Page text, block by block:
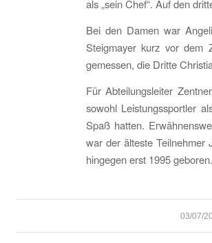
als „sein Chef“. Auf den
Bei den Damen war
Steigmayer kurz vor dem
gemessen, die Dritte
Für Abteilungsleiter
sowohl Leistungssportler
Spaß hatten.
war der älteste Teilnehmer
hingegen erst 1995 geboren.
03/07/